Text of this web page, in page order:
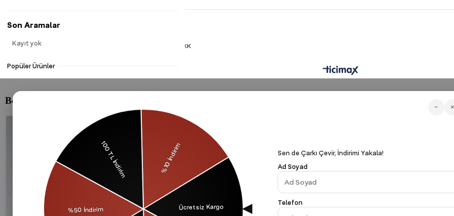
Gizlilik Politikası KVKK
− ×
Sen de Çarkı Çevir, İndirimi Yakala!
Ad Soyad
Telefon
Son Aramalar
Kayıt yok
Popüler Ürünler